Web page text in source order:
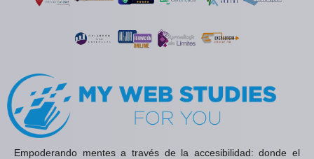
Empoderando mentes a través de la accesibilidad: donde el